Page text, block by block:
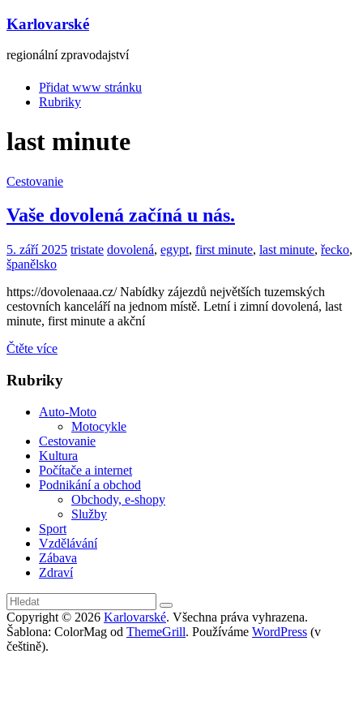
Karlovarské
regionální zpravodajství
Přidat www stránku
Rubriky
last minute
Cestovanie
Vaše dovolená začíná u nás.
5. září 2025 tristate dovolená, egypt, first minute, last minute, řecko,
španělsko
https://dovolenaaa.cz/ Nabídky zájezdů největších tuzemských
cestovních kanceláří na jednom místě. Letní i zimní dovolená, last
minute, first minute a akční
Čtěte více
Rubriky
Auto-Moto
Motocykle
Cestovanie
Kultura
Počítače a internet
Podnikání a obchod
Obchody, e-shopy
Služby
Sport
Vzdělávání
Zábava
Zdraví
Copyright © 2026 Karlovarské. Všechna práva vyhrazena.
Šablona: ColorMag od ThemeGrill. Používáme WordPress (v
češtině).